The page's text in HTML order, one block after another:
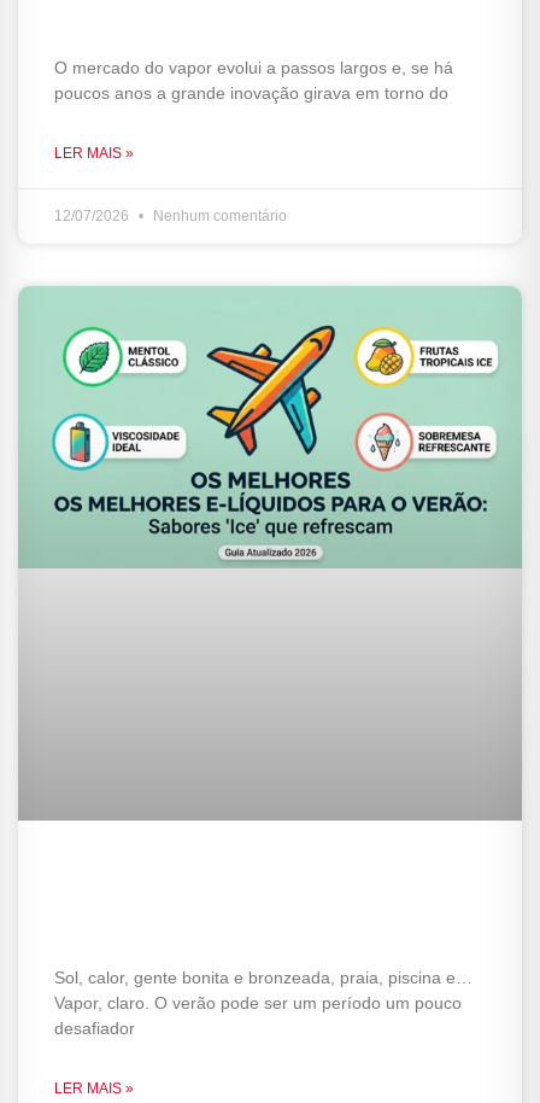
O mercado do vapor evolui a passos largos e, se há
poucos anos a grande inovação girava em torno do
LER MAIS »
12/07/2026 Nenhum comentário
Sol, calor, gente bonita e bronzeada, praia, piscina e…
Vapor, claro. O verão pode ser um período um pouco
desafiador
LER MAIS »